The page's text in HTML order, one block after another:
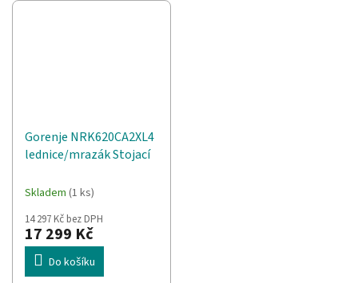
Gorenje NRK620CA2XL4
lednice/mrazák Stojací
Skladem (1 ks)
14 297 Kč bez DPH
17 299 Kč
Do košíku